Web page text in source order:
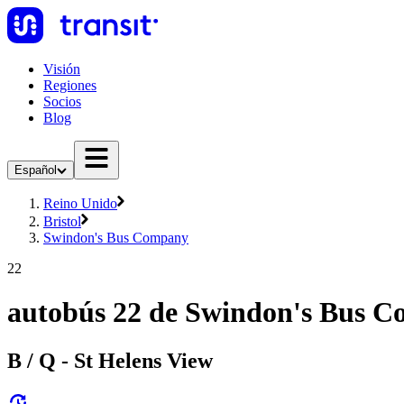
Visión
Regiones
Socios
Blog
Español
Reino Unido
Bristol
Swindon's Bus Company
22
autobús 22 de Swindon's Bus
B / Q - St Helens View